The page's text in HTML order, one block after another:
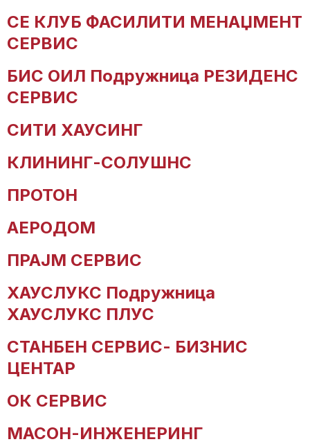
СЕ КЛУБ ФАСИЛИТИ МЕНАЏМЕНТ
СЕРВИС
БИС ОИЛ Подружница РЕЗИДЕНС
СЕРВИС
СИТИ ХАУСИНГ
КЛИНИНГ-СОЛУШНС
ПРОТОН
АЕРОДОМ
ПРАЈМ СЕРВИС
ХАУСЛУКС Подружница
ХАУСЛУКС ПЛУС
СТАНБЕН СЕРВИС- БИЗНИС
ЦЕНТАР
ОК СЕРВИС
МАСОН-ИНЖЕНЕРИНГ